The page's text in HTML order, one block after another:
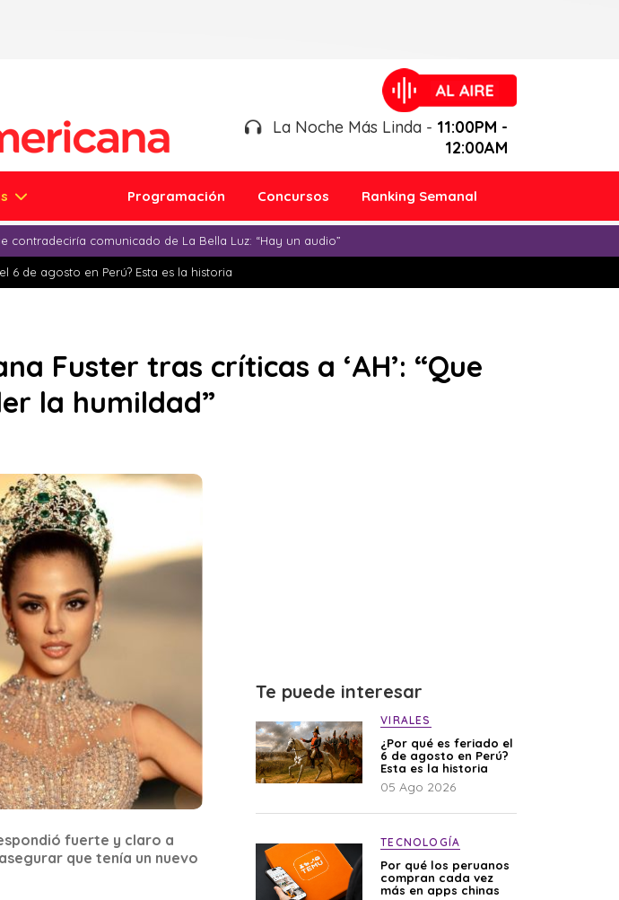
La Noche Más Linda - 11:00PM -
12:00AM
Programación Concursos Ranking Semanal
contradeciría comunicado de La Bella Luz: “Hay un audio”
6 de agosto en Perú? Esta es la historia
Fuster tras críticas a ‘AH’: “Que
la humildad”
fuerte y claro a
que tenía un nuevo
Te puede interesar
VIRALES
¿Por qué es feriado el
6 de agosto en Perú?
Esta es la historia
05 Ago 2026
TECNOLOGÍA
Por qué los peruanos
compran cada vez
más en apps chinas